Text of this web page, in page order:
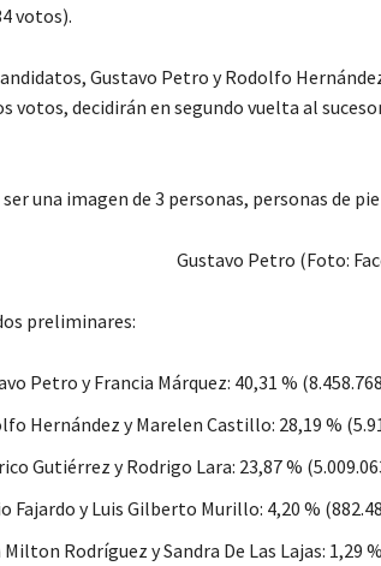
votos).
Gustavo Petro y Rodolfo
votos, decidirán en segundo vuelta al
Gustavo Petro (Foto:
preliminares:
Petro y Francia Márquez: 40,31 %
Hernández y Marelen Castillo: 28,19 %
Gutiérrez y Rodrigo Lara: 23,87 %
Fajardo y Luis Gilberto Murillo: 4,20 %
Rodríguez y Sandra De Las Lajas: 1,29